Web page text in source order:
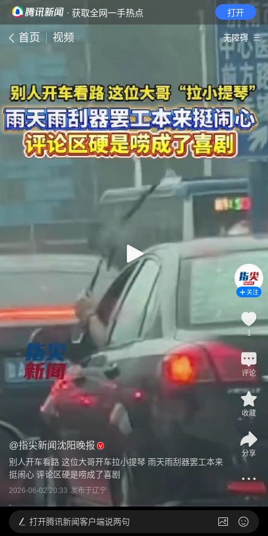
· 获取全网一手热点 打开
首页 视频 无障碍
@指尖新闻沈阳晚报
别人开车看路 这位大哥开车拉小提琴 雨天雨刮器罢工本来
挺闹心 评论区硬是唠成了喜剧
2026-06-02 20:33 发布于辽宁
关注
1
评论
收藏
分享
打开腾讯新闻客户端说两句